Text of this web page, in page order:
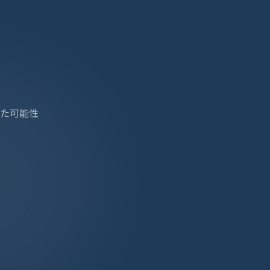
可能性